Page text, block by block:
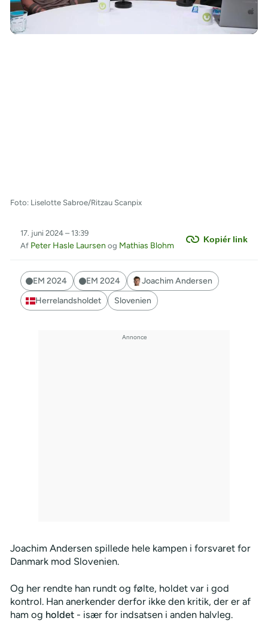
Foto: Liselotte Sabroe/Ritzau Scanpix
Kopiér link
17. juni 2024 – 13:39
Af Peter Hasle Laursen og Mathias Blohm
EM 2024
Joachim Andersen
Herrelandsholdet
EM 2024
Slovenien
Joachim Andersen spillede hele kampen i forsvaret for
Danmark mod Slovenien.
Og her rendte han rundt og følte, holdet var i god
kontrol. Han anerkender derfor ikke den kritik, der er af
ham og holdet - især for indsatsen i anden halvleg.